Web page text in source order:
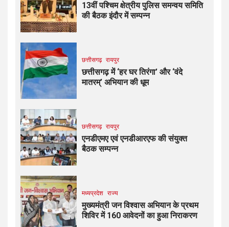
13वीं पश्चिम क्षेत्रीय पुलिस समन्वय समिति
की बैठक इंदौर में सम्पन्न
छत्तीसगढ़ रायपुर
छत्तीसगढ़ में ‘हर घर तिरंगा’ और ‘वंदे
मातरम्’ अभियान की धूम
छत्तीसगढ़ रायपुर
एनडीएमए एवं एनडीआरएफ की संयुक्त
बैठक सम्पन्न
मध्यप्रदेश राज्य
मुख्यमंत्री जन विश्वास अभियान के प्रथम
शिविर में 160 आवेदनों का हुआ निराकरण